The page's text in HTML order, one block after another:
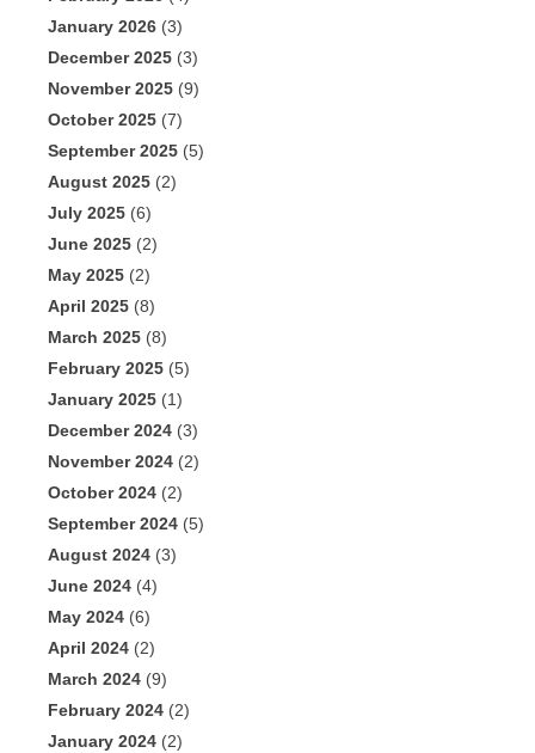
January 2026 (3)
December 2025 (3)
November 2025 (9)
October 2025 (7)
September 2025 (5)
August 2025 (2)
July 2025 (6)
June 2025 (2)
May 2025 (2)
April 2025 (8)
March 2025 (8)
February 2025 (5)
January 2025 (1)
December 2024 (3)
November 2024 (2)
October 2024 (2)
September 2024 (5)
August 2024 (3)
June 2024 (4)
May 2024 (6)
April 2024 (2)
March 2024 (9)
February 2024 (2)
January 2024 (2)